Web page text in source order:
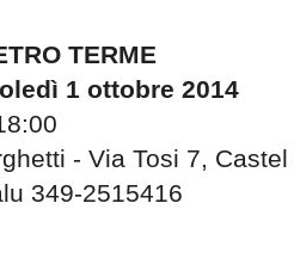
TERME
1 ottobre 2014
- Via Tosi 7,
349-2515416